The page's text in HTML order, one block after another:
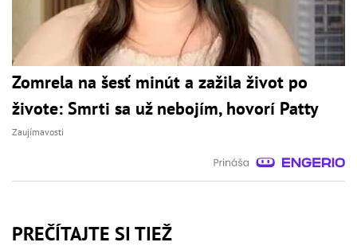
Zomrela na šesť minút a zažila život po
živote: Smrti sa už nebojím, hovorí Patty
Zaujímavosti
PREČÍTAJTE SI TIEŽ